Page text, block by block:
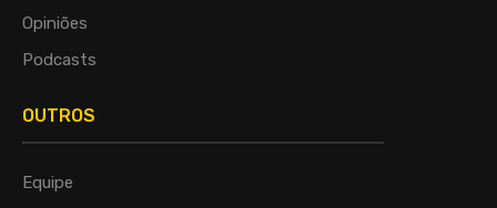
Opiniões
Podcasts
OUTROS
Equipe